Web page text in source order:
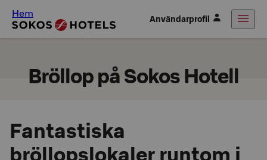
Hem Användarprofil
Bröllop på Sokos Hotell
Fantastiska
bröllopslokaler runtom i